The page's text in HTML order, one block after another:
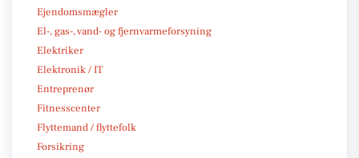
Ejendomsmægler
El-, gas-, vand- og fjernvarmeforsyning
Elektriker
Elektronik / IT
Entreprenør
Fitnesscenter
Flyttemand / flyttefolk
Forsikring